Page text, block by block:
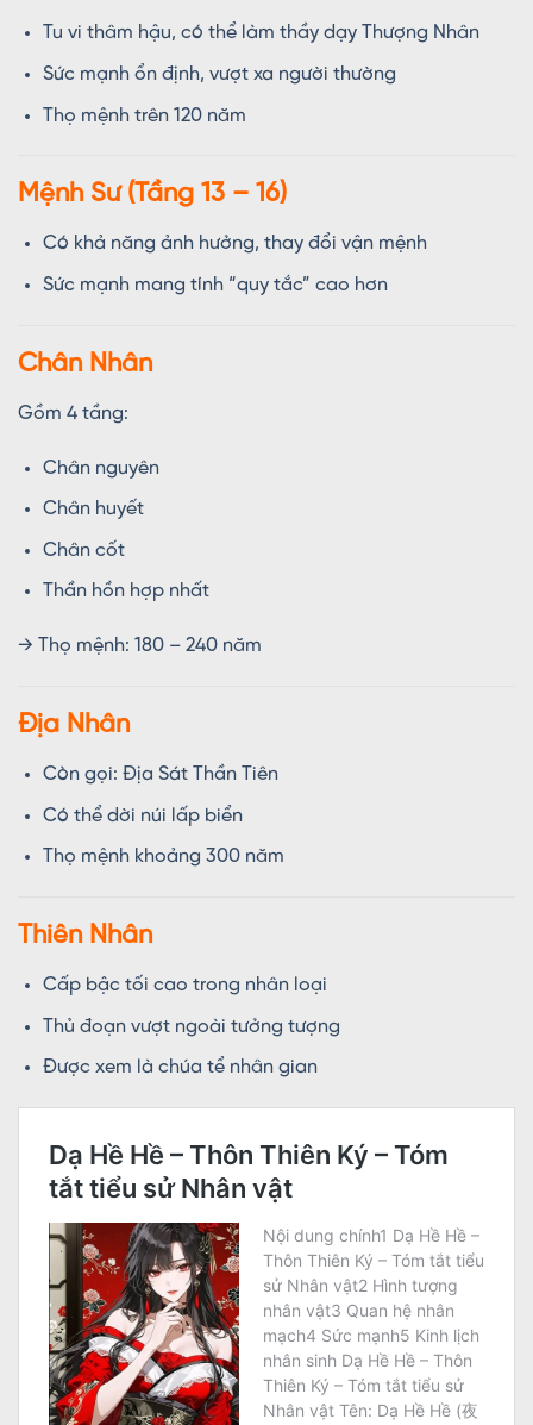
Tu vi thâm hậu, có thể làm thầy dạy Thượng Nhân
Sức mạnh ổn định, vượt xa người thường
Thọ mệnh trên 120 năm
Mệnh Sư (Tầng 13 – 16)
Có khả năng ảnh hưởng, thay đổi vận mệnh
Sức mạnh mang tính “quy tắc” cao hơn
Chân Nhân
Gồm 4 tầng:
Chân nguyên
Chân huyết
Chân cốt
Thần hồn hợp nhất
→ Thọ mệnh: 180 – 240 năm
Địa Nhân
Còn gọi: Địa Sát Thần Tiên
Có thể dời núi lấp biển
Thọ mệnh khoảng 300 năm
Thiên Nhân
Cấp bậc tối cao trong nhân loại
Thủ đoạn vượt ngoài tưởng tượng
Được xem là chúa tể nhân gian